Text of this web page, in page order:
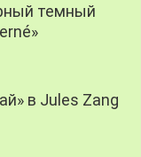
темный
в Jules Zang